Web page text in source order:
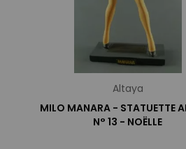
Altaya
MILO MANARA - STATUETTE
N° 13 - NOËLLE